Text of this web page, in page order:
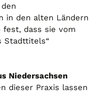
in den alten Ländern
fest, dass sie vom
Stadttitels“
Niedersachsen
dieser Praxis lassen